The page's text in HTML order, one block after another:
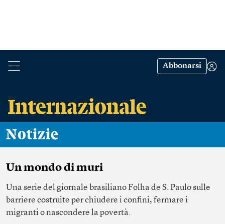
Abbonarsi
Notizie
Un mondo di muri
Una serie del giornale brasiliano Folha de S. Paulo sulle
barriere costruite per chiudere i confini, fermare i
migranti o nascondere la povertà.